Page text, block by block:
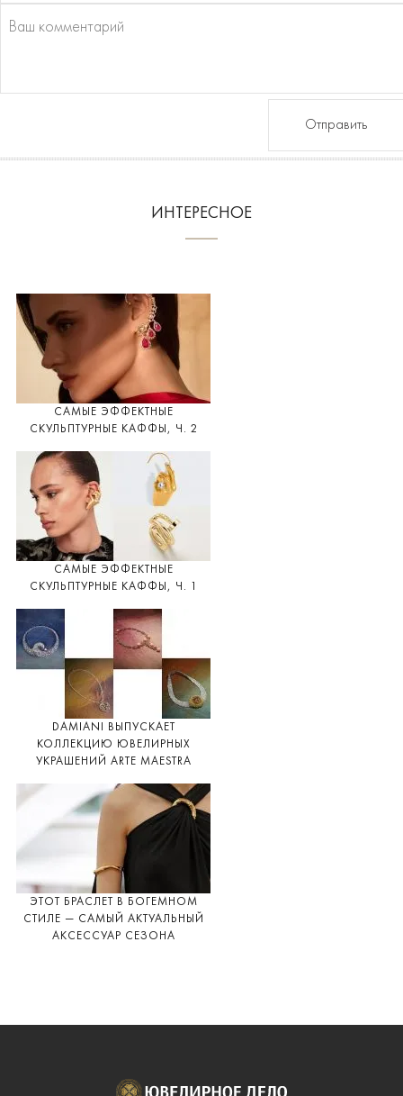
Отправить
ИНТЕРЕСНОЕ
САМЫЕ ЭФФЕКТНЫЕ
СКУЛЬПТУРНЫЕ КАФФЫ, Ч. 2
САМЫЕ ЭФФЕКТНЫЕ
СКУЛЬПТУРНЫЕ КАФФЫ, Ч. 1
DAMIANI ВЫПУСКАЕТ
КОЛЛЕКЦИЮ ЮВЕЛИРНЫХ
УКРАШЕНИЙ ARTE MAESTRA
ЭТОТ БРАСЛЕТ В БОГЕМНОМ
СТИЛЕ — САМЫЙ АКТУАЛЬНЫЙ
АКСЕССУАР СЕЗОНА